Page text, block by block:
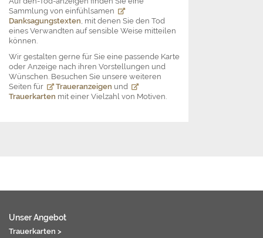
Sammlung von einfühlsamen
Danksagungstexten, mit denen Sie den Tod
eines Verwandten auf sensible Weise mitteilen
können.
Wir gestalten gerne für Sie eine passende Karte
oder Anzeige nach ihren Vorstellungen und
Wünschen. Besuchen Sie unsere weiteren
Seiten für
Traueranzeigen und
Trauerkarten mit einer Vielzahl von Motiven.
Unser Angebot
Trauerkarten >